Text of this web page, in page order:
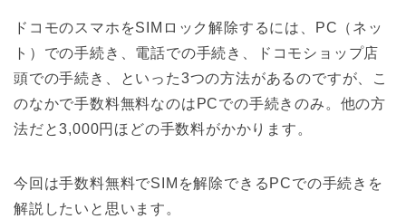
ドコモのスマホをSIMロック解除するには、PC（ネッ
ト）での手続き、電話での手続き、ドコモショップ店
頭での手続き、といった3つの方法があるのですが、こ
のなかで手数料無料なのはPCでの手続きのみ。他の方
法だと3,000円ほどの手数料がかかります。
今回は手数料無料でSIMを解除できるPCでの手続きを
解説したいと思います。